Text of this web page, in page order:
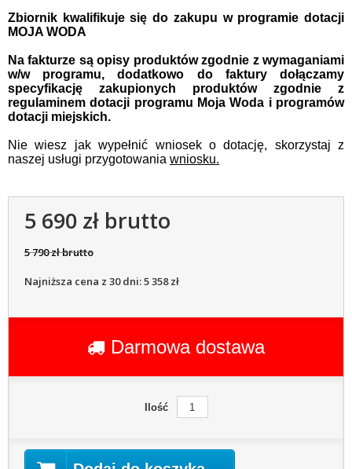
Zbiornik kwalifikuje się do zakupu w programie dotacji
MOJA WODA
Na fakturze są opisy produktów zgodnie z wymaganiami
w/w programu, dodatkowo do faktury dołączamy
specyfikację zakupionych produktów zgodnie z
regulaminem dotacji programu Moja Woda i programów
dotacji miejskich.
Nie wiesz jak wypełnić wniosek o dotację, skorzystaj z
naszej usługi przygotowania wniosku.
5 690 zł brutto
5 790 zł brutto
Najniższa cena z 30 dni: 5 358 zł
Darmowa dostawa
Ilość